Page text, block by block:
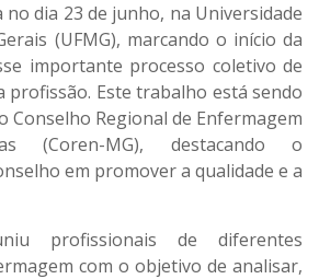
dia 23 de junho, na Universidade
(UFMG), marcando o início da
importante processo coletivo de
profissão. Este trabalho está sendo
Conselho Regional de Enfermagem
(Coren-MG), destacando o
em promover a qualidade e a
profissionais de diferentes
com o objetivo de analisar,